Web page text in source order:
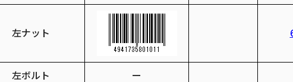
左ナット
左ボルト ー